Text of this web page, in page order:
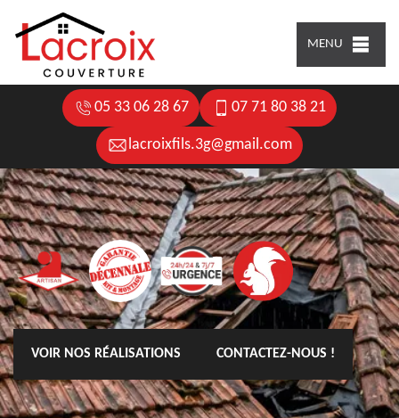
MENU
05 33 06 28 67 07 71 80 38 21
lacroixfils.3g@gmail.com
VOIR NOS RÉALISATIONS CONTACTEZ-NOUS !